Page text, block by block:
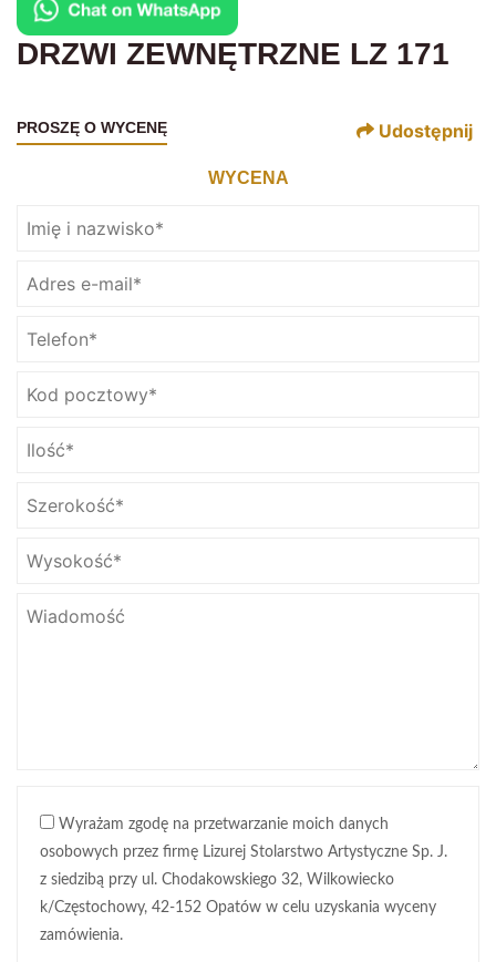
DRZWI ZEWNĘTRZNE LZ 171
PROSZĘ O WYCENĘ Udostępnij
WYCENA
Wyrażam zgodę na przetwarzanie moich danych
osobowych przez firmę Lizurej Stolarstwo Artystyczne Sp. J.
z siedzibą przy ul. Chodakowskiego 32, Wilkowiecko
k/Częstochowy, 42-152 Opatów w celu uzyskania wyceny
zamówienia.